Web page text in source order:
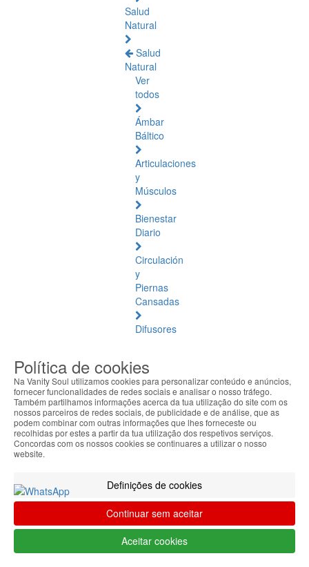
Salud
Natural
Salud
Natural
Ver
todos
Ámbar
Báltico
Articulaciones
y
Músculos
Bienestar
Diario
Circulación
y
Piernas
Cansadas
Difusores
Aceites
Esenciales
Pediculosis
Repelentes
y
Picaduras
de
Insectos
Política de cookies
Na Vanity Soul utilizamos cookies para personalizar conteúdo e anúncios,
fornecer funcionalidades de redes sociais e analisar o nosso tráfego.
Também partilhamos informações acerca da tua utilização do site com os
nossos parceiros de redes sociais, de publicidade e de análise, que as
podem combinar com outras informações que lhes forneceste ou
recolhidas por estes a partir da tua utilização dos respetivos serviços.
Concordas com os nossos cookies se continuares a utilizar o nosso
website.
Definições de cookies
Continuar sem aceitar
Aceitar cookies